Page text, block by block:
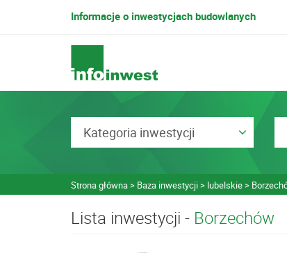
Informacje o inwestycjach budowlanych
Kategoria inwestycji
Strona główna Baza inwestycji lubelskie
Lista inwestycji - Borzechów